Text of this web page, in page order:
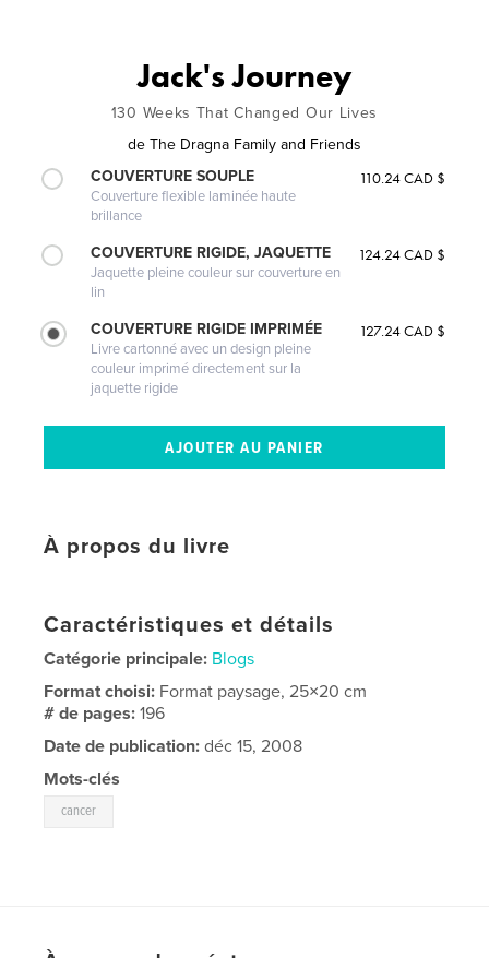
Jack's Journey
130 Weeks That Changed Our Lives
de The Dragna Family and Friends
COUVERTURE SOUPLE
Couverture flexible laminée haute
brillance
110.24 CAD $
COUVERTURE RIGIDE, JAQUETTE
Jaquette pleine couleur sur couverture en
lin
124.24 CAD $
COUVERTURE RIGIDE IMPRIMÉE
Livre cartonné avec un design pleine
couleur imprimé directement sur la
jaquette rigide
127.24 CAD $
À propos du livre
Caractéristiques et détails
Catégorie principale: Blogs
Format choisi: Format paysage, 25×20 cm
# de pages:196
Date de publication: déc 15, 2008
Mots-clés
cancer